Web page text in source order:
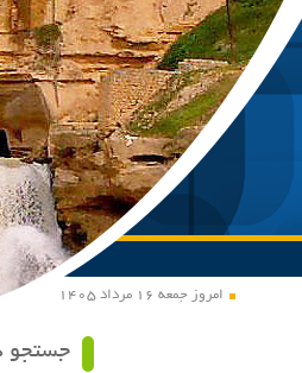
امروز جمعه ۱۶ مرداد ۱۴۰۵
جستجو